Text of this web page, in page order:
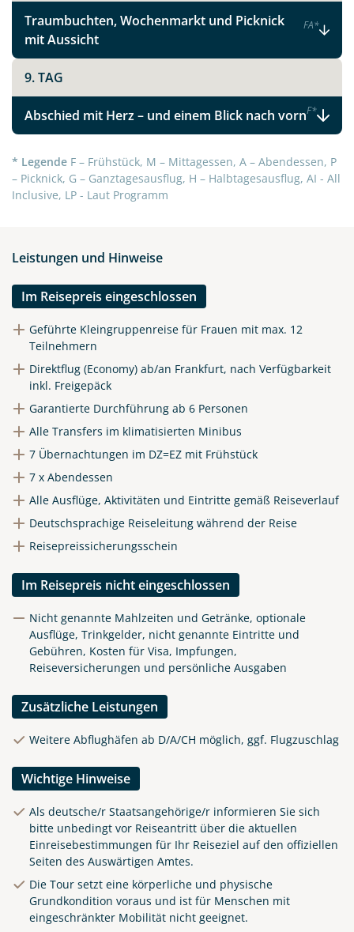
X
WhatsApp
Telegram
per E-Mail senden
Link kopieren
Traumbuchten, Wochenmarkt und Picknick
mit Aussicht
FA*
9. TAG
Abschied mit Herz – und einem Blick nach vornF*
* Legende F – Frühstück, M – Mittagessen, A – Abendessen, P
– Picknick, G – Ganztagesausflug, H – Halbtagesausflug, AI - All
Inclusive, LP - Laut Programm
Leistungen und Hinweise
Im Reisepreis eingeschlossen
Geführte Kleingruppenreise für Frauen mit max. 12
Teilnehmern
Direktflug (Economy) ab/an Frankfurt, nach Verfügbarkeit
inkl. Freigepäck
Garantierte Durchführung ab 6 Personen
Alle Transfers im klimatisierten Minibus
7 Übernachtungen im DZ=EZ mit Frühstück
7 x Abendessen
Alle Ausflüge, Aktivitäten und Eintritte gemäß Reiseverlauf
Deutschsprachige Reiseleitung während der Reise
Reisepreissicherungsschein
Im Reisepreis nicht eingeschlossen
Nicht genannte Mahlzeiten und Getränke, optionale
Ausflüge, Trinkgelder, nicht genannte Eintritte und
Gebühren, Kosten für Visa, Impfungen,
Reiseversicherungen und persönliche Ausgaben
Zusätzliche Leistungen
Weitere Abflughäfen ab D/A/CH möglich, ggf. Flugzuschlag
Wichtige Hinweise
Als deutsche/r Staatsangehörige/r informieren Sie sich
bitte unbedingt vor Reiseantritt über die aktuellen
Einreisebestimmungen für Ihr Reiseziel auf den offiziellen
Seiten des Auswärtigen Amtes.
Die Tour setzt eine körperliche und physische
Grundkondition voraus und ist für Menschen mit
eingeschränkter Mobilität nicht geeignet.